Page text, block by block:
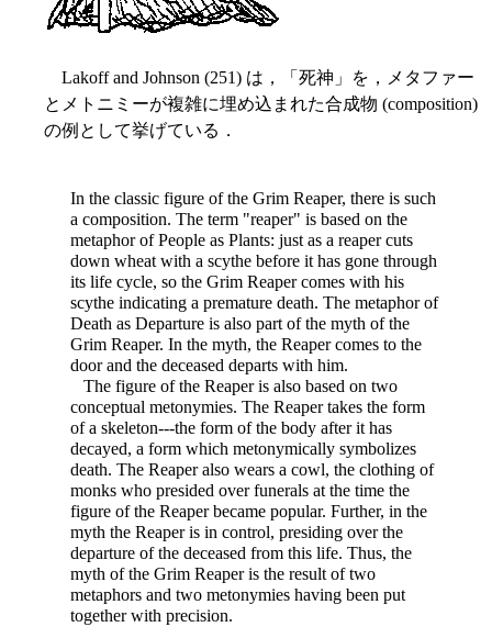
Lakoff and Johnson (251) は，「死神」を，メタファー
とメトニミーが複雑に埋め込まれた合成物 (composition)
の例として挙げている．
In the classic figure of the Grim Reaper, there is such
a composition. The term "reaper" is based on the
metaphor of People as Plants: just as a reaper cuts
down wheat with a scythe before it has gone through
its life cycle, so the Grim Reaper comes with his
scythe indicating a premature death. The metaphor of
Death as Departure is also part of the myth of the
Grim Reaper. In the myth, the Reaper comes to the
door and the deceased departs with him.
The figure of the Reaper is also based on two
conceptual metonymies. The Reaper takes the form
of a skeleton---the form of the body after it has
decayed, a form which metonymically symbolizes
death. The Reaper also wears a cowl, the clothing of
monks who presided over funerals at the time the
figure of the Reaper became popular. Further, in the
myth the Reaper is in control, presiding over the
departure of the deceased from this life. Thus, the
myth of the Grim Reaper is the result of two
metaphors and two metonymies having been put
together with precision.